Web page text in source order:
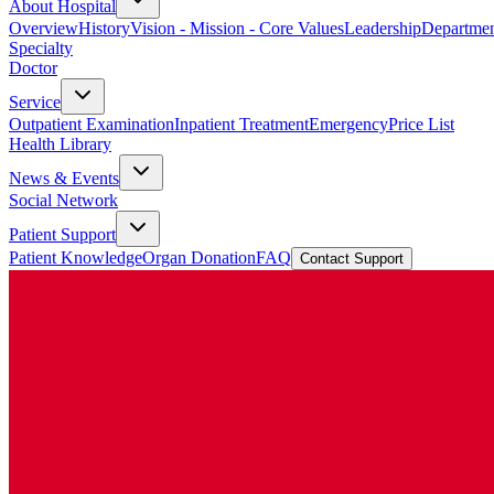
About Hospital
OverviewHistoryVision - Mission - Core ValuesLeadership
Specialty
Doctor
Service
Outpatient ExaminationInpatient TreatmentEmergencyPrice List
Health Library
News & Events
Social Network
Patient Support
Patient KnowledgeOrgan DonationFAQ Contact Support